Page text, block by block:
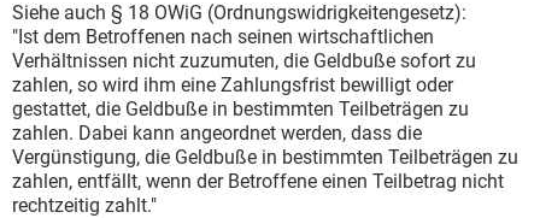
Siehe auch § 18 OWiG (Ordnungswidrigkeitengesetz):
"Ist dem Betroffenen nach seinen wirtschaftlichen
Verhältnissen nicht zuzumuten, die Geldbuße sofort zu
zahlen, so wird ihm eine Zahlungsfrist bewilligt oder
gestattet, die Geldbuße in bestimmten Teilbeträgen zu
zahlen. Dabei kann angeordnet werden, dass die
Vergünstigung, die Geldbuße in bestimmten Teilbeträgen zu
zahlen, entfällt, wenn der Betroffene einen Teilbetrag nicht
rechtzeitig zahlt."